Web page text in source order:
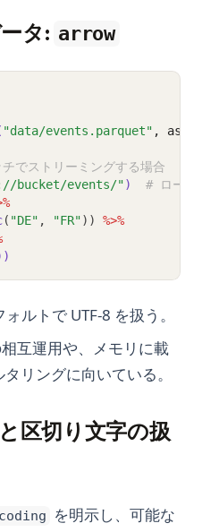
タ: arrow
"data/events.parquet" ,
でストリーミングする場合
bucket/events/")
# ローカ
( "DE" , "FR")) %>%
ルトで UTF-8 を扱う。
互運用や、メモリに載
リングに向いている。
区切り文字の扱
を明示し、可能な